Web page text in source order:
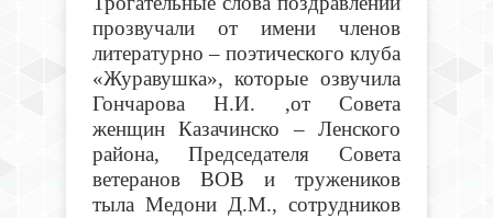
прозвучали от имени членов
литературно – поэтического клуба
«Журавушка», которые озвучила
Гончарова Н.И. ,от Совета
женщин Казачинско – Ленского
района, Председателя Совета
ветеранов ВОВ и тружеников
тыла Медони Д.М., сотрудников